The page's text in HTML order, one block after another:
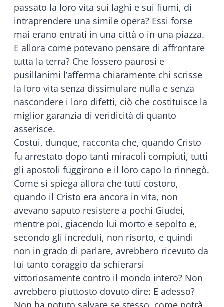
passato la loro vita sui laghi e sui fiumi, di
intraprendere una simile opera? Essi forse
mai erano entrati in una città o in una piazza.
E allora come potevano pensare di affrontare
tutta la terra? Che fossero paurosi e
pusillanimi l’afferma chiaramente chi scrisse
la loro vita senza dissimulare nulla e senza
nascondere i loro difetti, ciò che costituisce la
miglior garanzia di veridicità di quanto
asserisce.
Costui, dunque, racconta che, quando Cristo
fu arrestato dopo tanti miracoli compiuti, tutti
gli apostoli fuggirono e il loro capo lo rinnegò.
Come si spiega allora che tutti costoro,
quando il Cristo era ancora in vita, non
avevano saputo resistere a pochi Giudei,
mentre poi, giacendo lui morto e sepolto e,
secondo gli increduli, non risorto, e quindi
non in grado di parlare, avrebbero ricevuto da
lui tanto coraggio da schierarsi
vittoriosamente contro il mondo intero? Non
avrebbero piuttosto dovuto dire: E adesso?